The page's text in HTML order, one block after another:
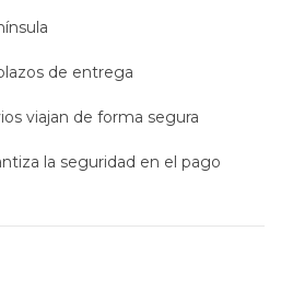
de entrega
viajan de forma segura
la seguridad en el pago